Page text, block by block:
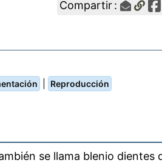
Compartir :
Reproducción
se llama blenio dientes